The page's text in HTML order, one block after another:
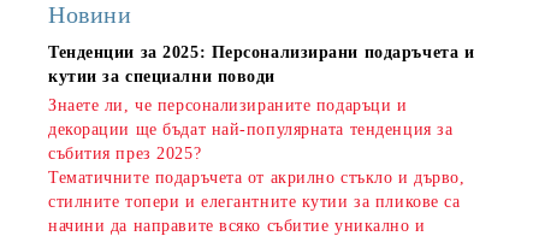
Новини
Тенденции за 2025: Персонализирани подаръчета и
кутии за специални поводи
Знаете ли, че персонализираните подаръци и
декорации ще бъдат най-популярната тенденция за
събития през 2025?
Тематичните подаръчета от акрилно стъкло и дърво,
стилните топери и елегантните кутии за пликове са
начини да направите всяко събитие уникално и